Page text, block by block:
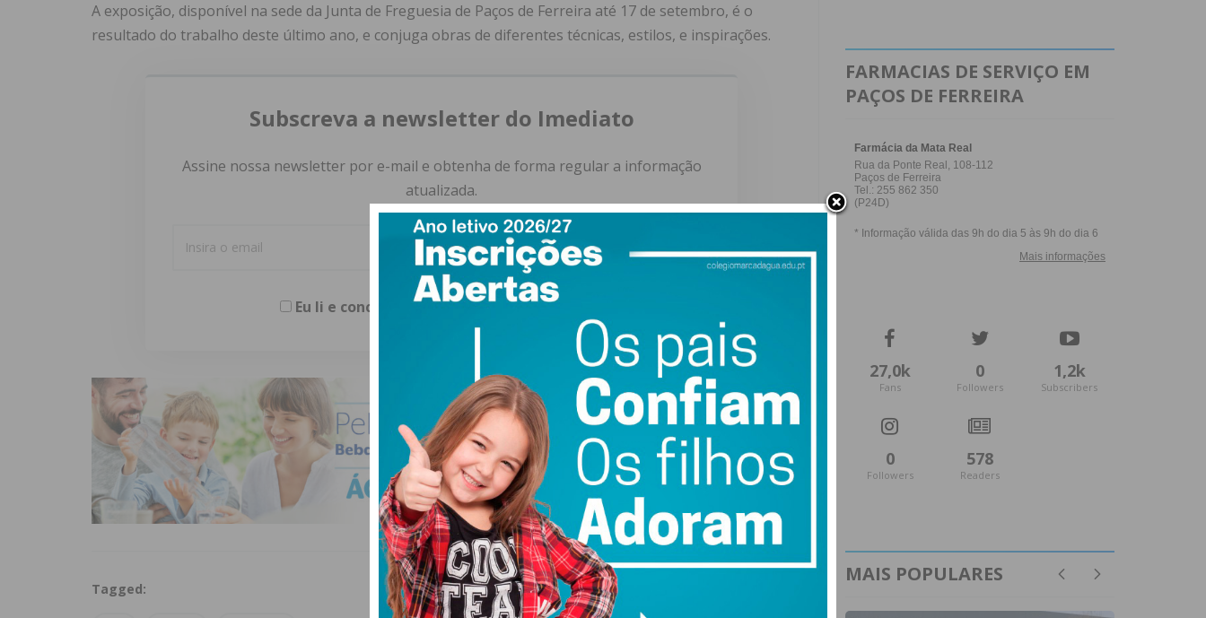
A exposição, disponível na sede da Junta de Freguesia de Paços de Ferreira até 17 de setembro, é o
resultado do trabalho deste último ano, e conjuga obras de diferentes técnicas, estilos, e inspirações.
Subscreva a newsletter do Imediato
Assine nossa newsletter por e-mail e obtenha de forma regular a informação
atualizada.
Eu li e concordo com os termos e condições
Tagged:
FARMACIAS DE SERVIÇO EM
PAÇOS DE FERREIRA
27,0k
Fans
0
Followers
1,2k
Subscribers
0
Followers
578
Readers
MAIS POPULARES